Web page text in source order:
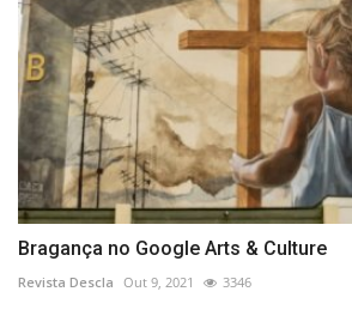
Bragança no Google Arts & Culture
Revista Descla Out 9, 2021 3346